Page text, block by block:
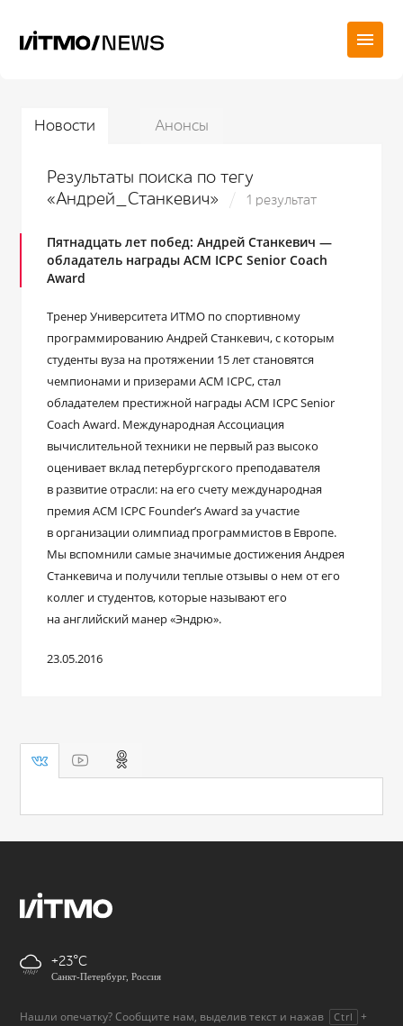
Новости Анонсы
Результаты поиска по тегу
«Андрей_Станкевич»
1 результат
Пятнадцать лет побед: Андрей Станкевич —
обладатель награды ACM ICPC Senior Coach
Award
Тренер Университета ИТМО по спортивному
программированию Андрей Станкевич, с которым
студенты вуза на протяжении 15 лет становятся
чемпионами и призерами ACM ICPC, стал
обладателем престижной награды ACM ICPC Senior
Coach Award. Международная Ассоциация
вычислительной техники не первый раз высоко
оценивает вклад петербургского преподавателя
в развитие отрасли: на его счету международная
премия ACM ICPC Founder’s Award за участие
в организации олимпиад программистов в Европе.
Мы вспомнили самые значимые достижения Андрея
Станкевича и получили теплые отзывы о нем от его
коллег и студентов, которые называют его
на английский манер «Эндрю».
23.05.2016
+23
Санкт-Петербург, Россия
Нашли опечатку? Сообщите нам, выделив текст и нажав Ctrl +